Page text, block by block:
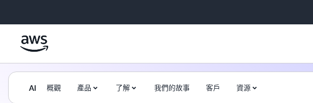
AI 概觀 產品 了解 我們的故事 客戶 資源